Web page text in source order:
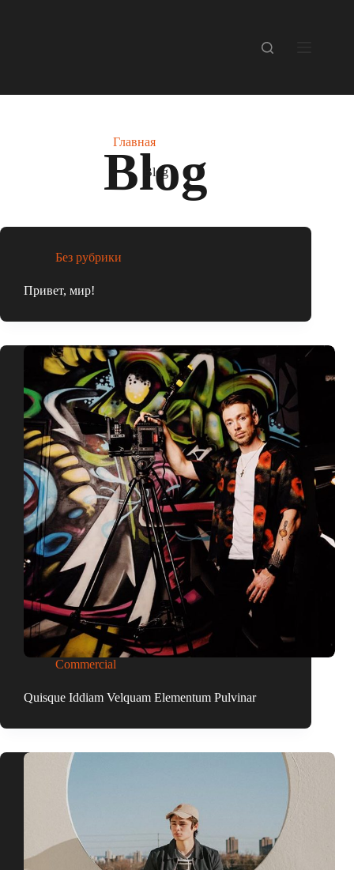
Главная
Blog
Без рубрики
Привет, мир!
Commercial
Quisque Iddiam Velquam Elementum Pulvinar